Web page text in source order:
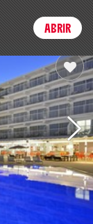
Login
ABRIR